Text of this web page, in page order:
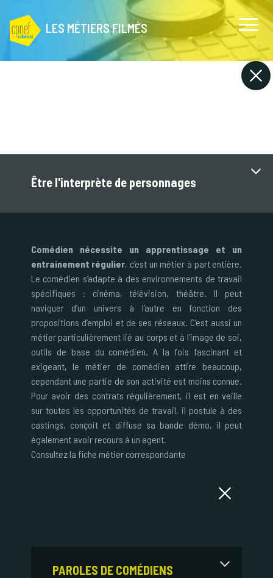
Être l'interprète de personnages
Comédien nécessite un apprentissage et un
entrainement régulier, c’est un métier à part entière.
Le comédien s’adapte à des environnements de travail
spécifiques : cinéma, télévision, théâtre. Il peut
naviguer d’un univers à l’autre en fonction des
propositions d’emploi et de ses réseaux. C’est aussi un
métier particulièrement lié au corps et à l’image de soi,
outils de base du comédien. A la fois fascinant et
exigeant, le métier de comédien attire beaucoup,
cependant une partie de son activité est moins connue.
Pour avoir des contrats régulièrement, il est en veille
sur toutes les opportunités de travail, il postule à des
castings, conçoit et diffuse sa bande démo, il peut
également avoir recours à un agent.
Consultez la fiche métier correspondante
PAROLES DE COMÉDIENS
LES MÉTIERS FILMÉS